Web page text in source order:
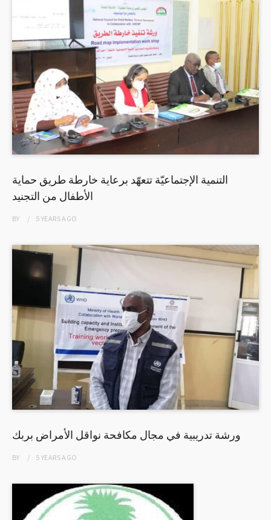
التنمية الإجتماعيّة تتعهّد برعاية خارطة طريق حماية
الأطفال من التجنيد
BY 5 YEARSAGO
ورشة تدريبية في مجال مكافحة نواقل الأمراض بربك
BY 5 YEARSAGO